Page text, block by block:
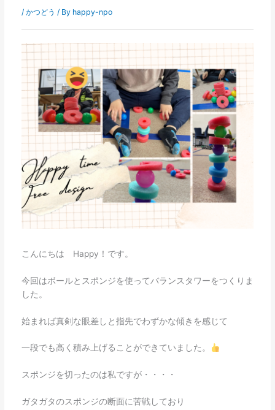
/ かつどう / By happy-npo
こんにちは Happy！です。
今回はボールとスポンジを使ってバランスタワーをつくりま
した。
始まれば真剣な眼差しと指先でわずかな傾きを感じて
一段でも高く積み上げることができていました。
スポンジを切ったのは私ですが・・・・
ガタガタのスポンジの断面に苦戦しており